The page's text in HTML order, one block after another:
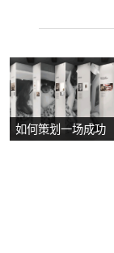
如何策划一场成功